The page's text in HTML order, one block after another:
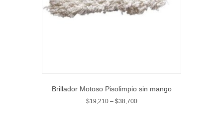
Brillador Motoso Pisolimpio sin mango
$19,210– $38,700